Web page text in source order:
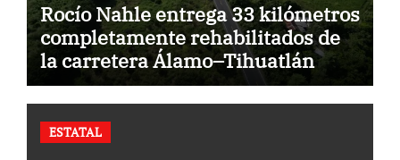
Rocío Nahle entrega 33 kilómetros
completamente rehabilitados de
la carretera Álamo–Tihuatlán
ESTATAL